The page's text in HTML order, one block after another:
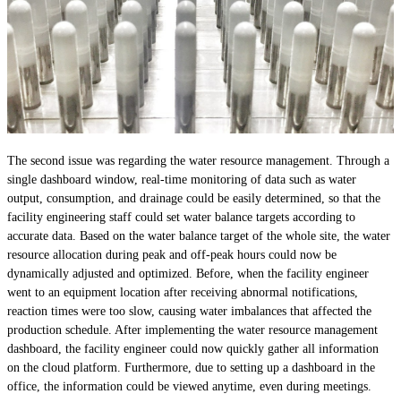
The second issue was regarding the water resource management. Through a
single dashboard window, real-time monitoring of data such as water
output, consumption, and drainage could be easily determined, so that the
facility engineering staff could set water balance targets according to
accurate data. Based on the water balance target of the whole site, the water
resource allocation during peak and off-peak hours could now be
dynamically adjusted and optimized. Before, when the facility engineer
went to an equipment location after receiving abnormal notifications,
reaction times were too slow, causing water imbalances that affected the
production schedule. After implementing the water resource management
dashboard, the facility engineer could now quickly gather all information
on the cloud platform. Furthermore, due to setting up a dashboard in the
office, the information could be viewed anytime, even during meetings.